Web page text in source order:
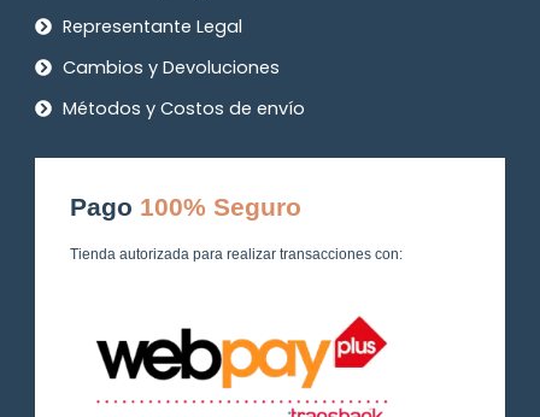
Representante Legal
Cambios y Devoluciones
Métodos y Costos de envío
Pago 100% Seguro
Tienda autorizada para realizar transacciones con: